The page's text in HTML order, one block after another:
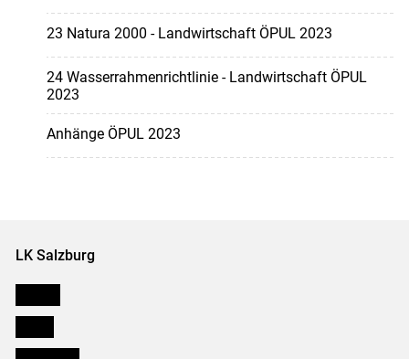
23 Natura 2000 - Landwirtschaft ÖPUL 2023
24 Wasserrahmenrichtlinie - Landwirtschaft ÖPUL
2023
Anhänge ÖPUL 2023
LK Salzburg